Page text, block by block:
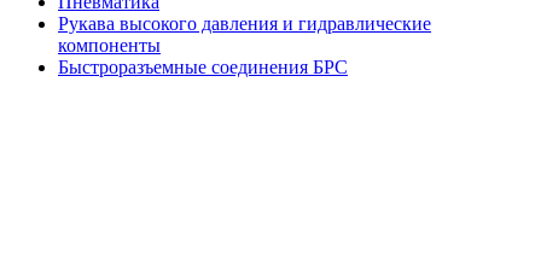
Рукава высокого давления и гидравлические
компоненты
Быстроразъемные соединения БРС